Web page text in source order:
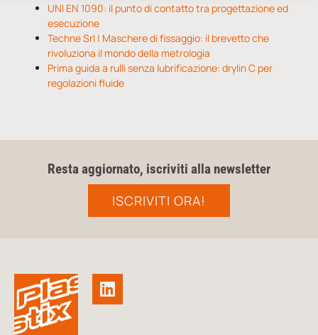
UNI EN 1090: il punto di contatto tra progettazione ed
esecuzione
Techne Srl | Maschere di fissaggio: il brevetto che
rivoluziona il mondo della metrologia
Prima guida a rulli senza lubrificazione: drylin C per
regolazioni fluide
Resta aggiornato, iscriviti alla newsletter
ISCRIVITI ORA!